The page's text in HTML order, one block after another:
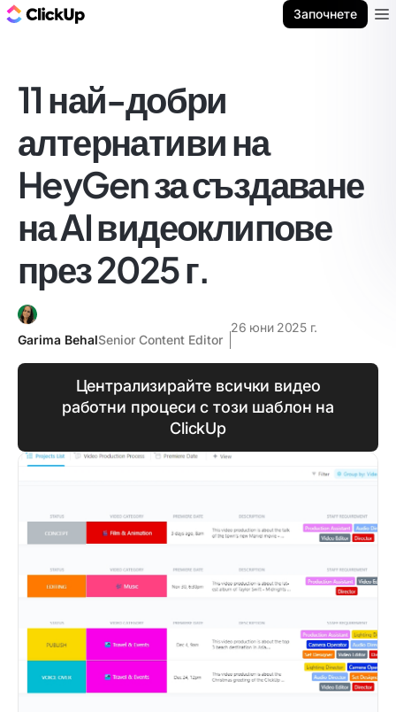
Започнете
11 най-добри
алтернативи на
HeyGen за създаване
на AI видеоклипове
през 2025 г.
Garima BehalSenior Content Editor
26 юни 2025 г.
Централизирайте всички видео
работни процеси с този шаблон на
ClickUp